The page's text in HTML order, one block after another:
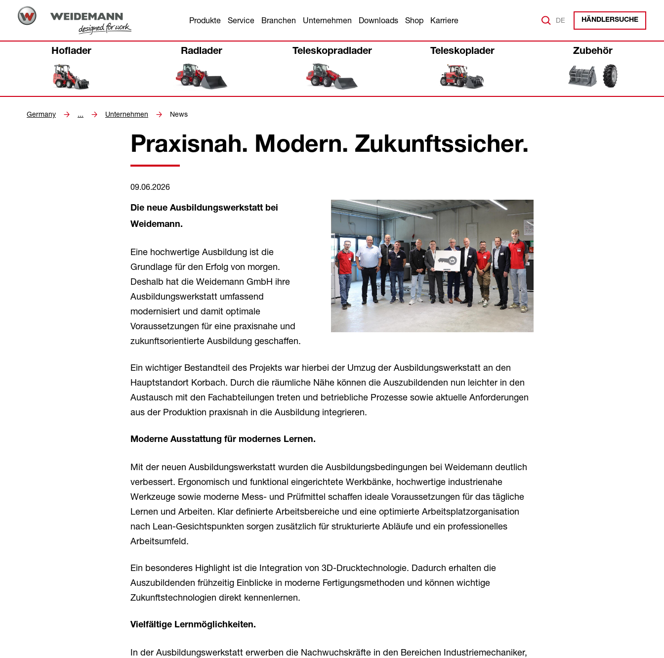
Produkte Service Branchen Unternehmen Downloads Shop Karriere DE HÄNDLERSUCHE
Hoflader Radlader Teleskopradlader Teleskoplader Zubehör
Germany ... Unternehmen News
Praxisnah. Modern. Zukunftssicher.
09.06.2026
Die neue Ausbildungswerkstatt bei
Weidemann.
Eine hochwertige Ausbildung ist die
Grundlage für den Erfolg von morgen.
Deshalb hat die Weidemann GmbH ihre
Ausbildungswerkstatt umfassend
modernisiert und damit optimale
Voraussetzungen für eine praxisnahe und
zukunftsorientierte Ausbildung geschaffen.
Ein wichtiger Bestandteil des Projekts war hierbei der Umzug der Ausbildungswerkstatt an den
Hauptstandort Korbach. Durch die räumliche Nähe können die Auszubildenden nun leichter in den
Austausch mit den Fachabteilungen treten und betriebliche Prozesse sowie aktuelle Anforderungen
aus der Produktion praxisnah in die Ausbildung integrieren.
Moderne Ausstattung für modernes Lernen.
Mit der neuen Ausbildungswerkstatt wurden die Ausbildungsbedingungen bei Weidemann deutlich
verbessert. Ergonomisch und funktional eingerichtete Werkbänke, hochwertige industrienahe
Werkzeuge sowie moderne Mess- und Prüfmittel schaffen ideale Voraussetzungen für das tägliche
Lernen und Arbeiten. Klar definierte Arbeitsbereiche und eine optimierte Arbeitsplatzorganisation
nach Lean-Gesichtspunkten sorgen zusätzlich für strukturierte Abläufe und ein professionelles
Arbeitsumfeld.
Ein besonderes Highlight ist die Integration von 3D-Drucktechnologie. Dadurch erhalten die
Auszubildenden frühzeitig Einblicke in moderne Fertigungsmethoden und können wichtige
Zukunftstechnologien direkt kennenlernen.
Vielfältige Lernmöglichkeiten.
In der Ausbildungswerkstatt erwerben die Nachwuchskräfte in den Bereichen Industriemechaniker,